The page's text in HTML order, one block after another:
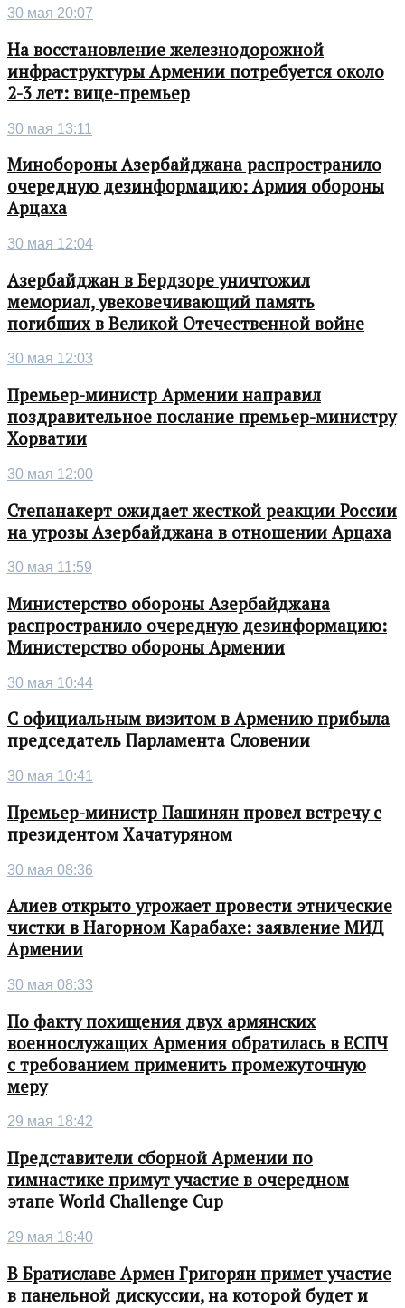
30 мая 20:07
На восстановление железнодорожной
инфраструктуры Армении потребуется около
2-3 лет: вице-премьер
30 мая 13:11
Минобороны Азербайджана распространило
очередную дезинформацию: Армия обороны
Арцаха
30 мая 12:04
Азербайджан в Бердзоре уничтожил
мемориал, увековечивающий память
погибших в Великой Отечественной войне
30 мая 12:03
Премьер-министр Армении направил
поздравительное послание премьер-министру
Хорватии
30 мая 12:00
Степанакерт ожидает жесткой реакции России
на угрозы Азербайджана в отношении Арцаха
30 мая 11:59
Министерство обороны Азербайджана
распространило очередную дезинформацию:
Министерство обороны Армении
30 мая 10:44
С официальным визитом в Армению прибыла
председатель Парламента Словении
30 мая 10:41
Премьер-министр Пашинян провел встречу с
президентом Хачатуряном
30 мая 08:36
Алиев открыто угрожает провести этнические
чистки в Нагорном Карабахе: заявление МИД
Армении
30 мая 08:33
По факту похищения двух армянских
военнослужащих Армения обратилась в ЕСПЧ
с требованием применить промежуточную
меру
29 мая 18:42
Представители сборной Армении по
гимнастике примут участие в очередном
этапе World Challenge Cup
29 мая 18:40
В Братиславе Армен Григорян примет участие
в панельной дискуссии, на которой будет и